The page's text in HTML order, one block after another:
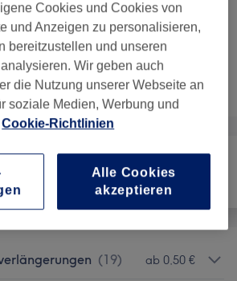
1:1 auffüllen
40 € Auswählen
(19) ab 0,50 €
Cookies und Cookies von
und Anzeigen zu personalisieren,
bereitzustellen und unseren
Wir geben auch
die Nutzung unserer Webseite an
soziale Medien, Werbung und
Cookie-Richtlinien
Alle Cookies
akzeptieren